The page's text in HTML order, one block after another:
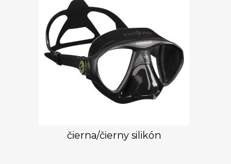
čierna/čierny silikón